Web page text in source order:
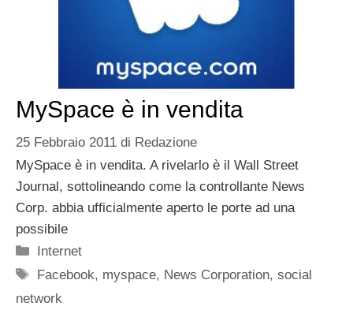
MySpace è in vendita
25 Febbraio 2011 di Redazione
MySpace è in vendita. A rivelarlo è il Wall Street
Journal, sottolineando come la controllante News
Corp. abbia ufficialmente aperto le porte ad una
possibile
Categorie
Internet
Tag
Facebook, myspace, News Corporation,social
network